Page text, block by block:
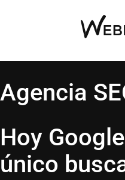
Agencia
Hoy
único